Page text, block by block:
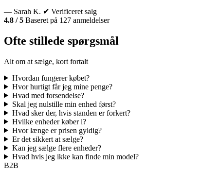
— Sarah K. ✔ Verificeret salg
4.8 / 5 Baseret på 127 anmeldelser
Ofte stillede spørgsmål
Alt om at sælge, kort fortalt
Hvordan fungerer købet?
Hvor hurtigt får jeg mine penge?
Hvad med forsendelse?
Skal jeg nulstille min enhed først?
Hvad sker der, hvis standen er forkert?
Hvilke enheder køber i?
Hvor længe er prisen gyldig?
Er det sikkert at sælge?
Kan jeg sælge flere enheder?
Hvad hvis jeg ikke kan finde min model?
B2B